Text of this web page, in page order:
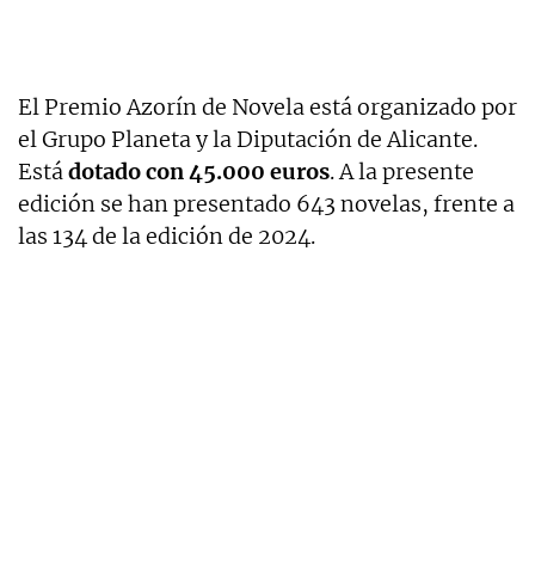
El Premio Azorín de Novela está organizado por
el Grupo Planeta y la Diputación de Alicante.
Estádotado con 45.000 euros. A la presente
edición se han presentado 643 novelas, frente a
las 134 de la edición de 2024.